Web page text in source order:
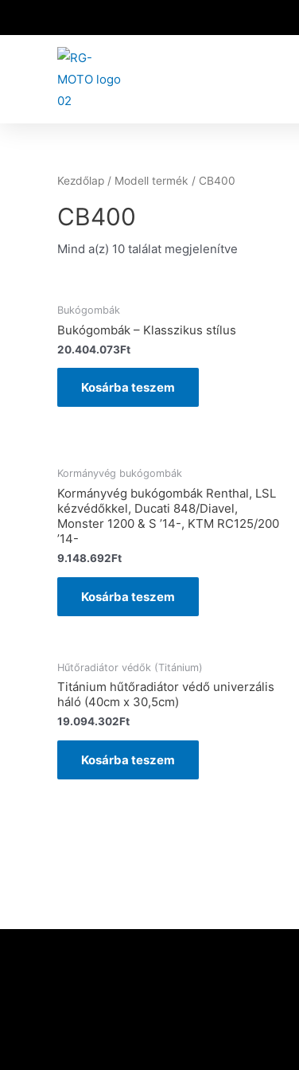
Kezdőlap / Modell termék / CB400
CB400
Mind a(z) 10 találat megjelenítve
Bukógombák
Bukógombák – Klasszikus stílus
20.404.073Ft
Kosárba teszem
Kormányvég bukógombák
Kormányvég bukógombák Renthal, LSL
kézvédőkkel, Ducati 848/Diavel,
Monster 1200 & S ’14-, KTM RC125/200
’14-
9.148.692Ft
Kosárba teszem
Hűtőradiátor védők (Titánium)
Titánium hűtőradiátor védő univerzális
háló (40cm x 30,5cm)
19.094.302Ft
Kosárba teszem